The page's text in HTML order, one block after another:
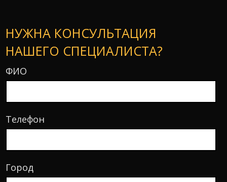
НУЖНА КОНСУЛЬТАЦИЯ
НАШЕГО СПЕЦИАЛИСТА?
ФИО
Телефон
Город